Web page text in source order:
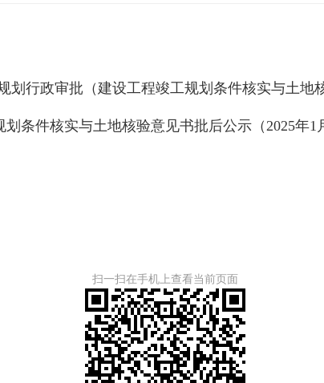
行政审批（建设工程竣工规划条件核实与土
条件核实与土地核验意见书批后公示（2025
扫一扫在手机上查看当前页面